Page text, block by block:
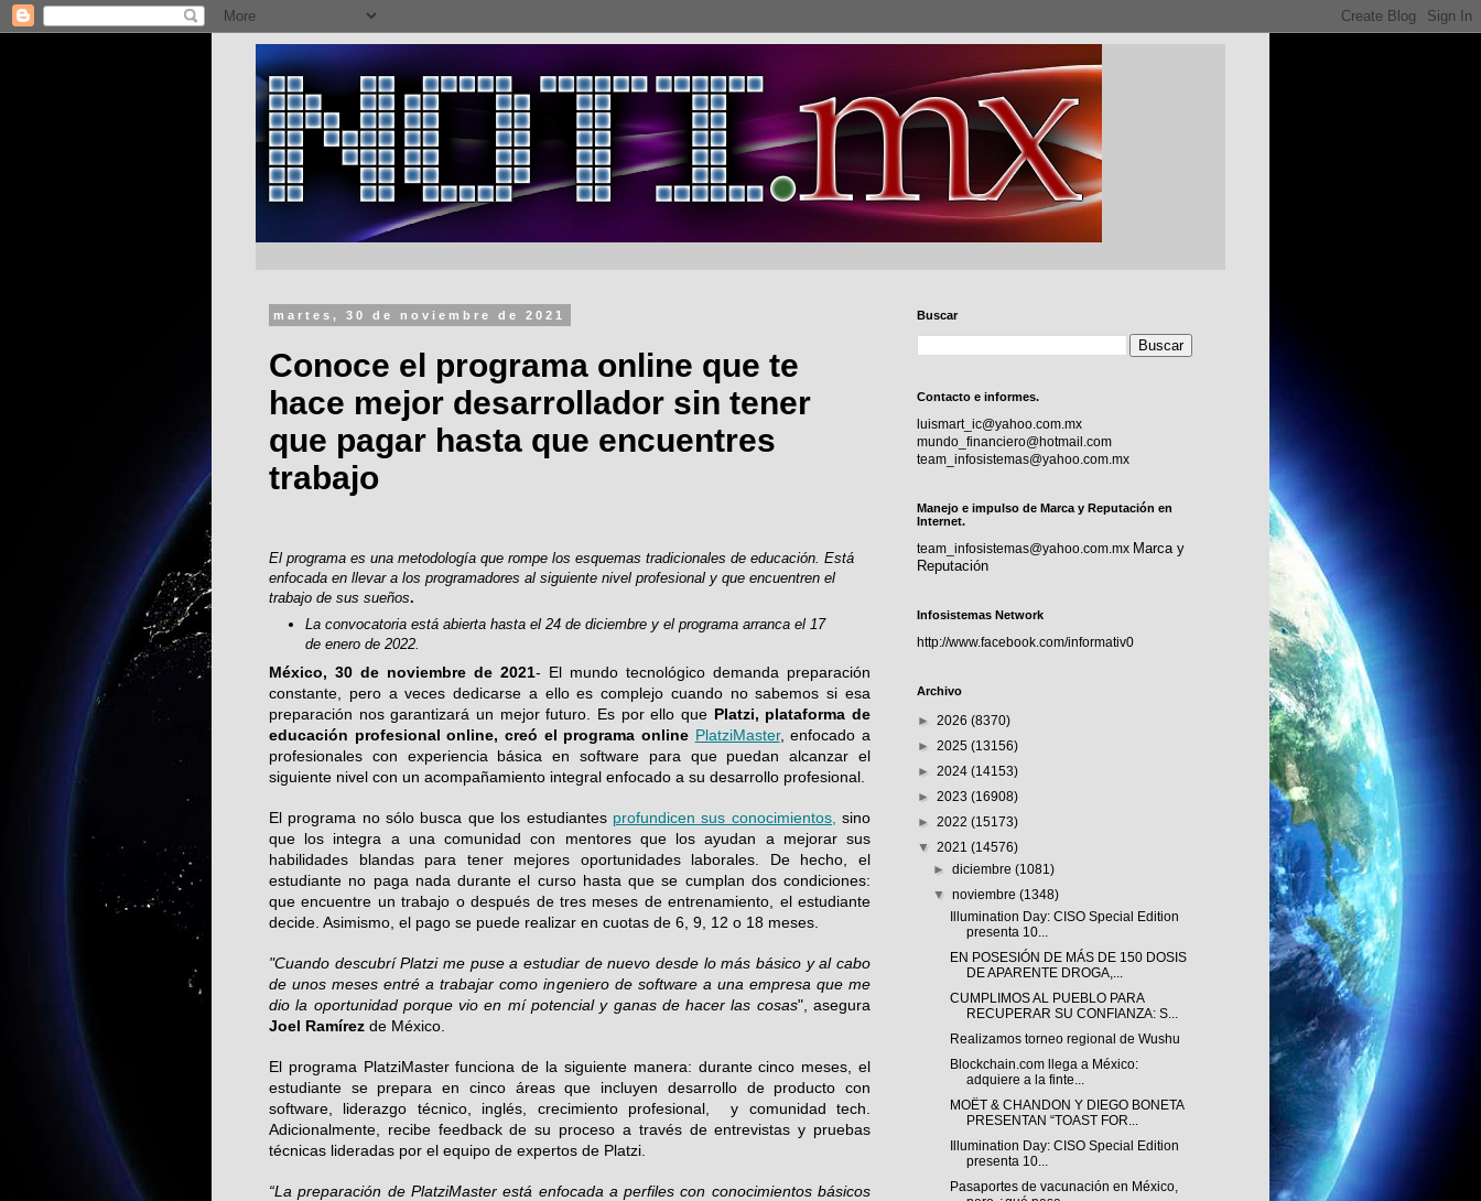
martes, 30 de noviembre de 2021
Conoce el programa online que te
hace mejor desarrollador sin tener
que pagar hasta que encuentres
trabajo
El programa es una metodología que rompe los esquemas tradicionales de educación. Está
enfocada en llevar a los programadores al siguiente nivel profesional y que encuentren el
trabajo de sus sueños.
La convocatoria está abierta hasta el 24 de diciembre y el programa arranca el 17
de enero de 2022.
México, 30 de noviembre de 2021- El mundo tecnológico demanda preparación
constante, pero a veces dedicarse a ello es complejo cuando no sabemos si esa
preparación nos garantizará un mejor futuro. Es por ello que Platzi, plataforma de
educación profesional online, creó el programa online PlatziMaster,enfocado a
profesionales con experiencia básica en software para que puedan alcanzar el
siguiente nivel con un acompañamiento integral enfocado a su desarrollo profesional.
El programa no sólo busca que los estudiantes profundicen sus conocimientos, sino
que los integra a una comunidad con mentores que los ayudan a mejorar sus
habilidades blandas para tener mejores oportunidades laborales. De hecho, el
estudiante no paga nada durante el curso hasta que se cumplan dos condiciones:
que encuentre un trabajo o después de tres meses de entrenamiento, el estudiante
decide. Asimismo, el pago se puede realizar en cuotas de 6, 9, 12 o 18 meses.
"Cuando descubrí Platzi me puse a estudiar de nuevo desde lo más básico y al cabo
de unos meses entré a trabajar como ingeniero de software a una empresa que me
dio la oportunidad porque vio en mí potencial y ganas de hacer las cosas", asegura
Joel Ramírez de México.
El programa PlatziMaster funciona de la siguiente manera: durante cinco meses, el
estudiante se prepara en cinco áreas que incluyen desarrollo de producto con
software, liderazgo técnico, inglés, crecimiento profesional, y comunidad tech.
Adicionalmente, recibe feedback de su proceso a través de entrevistas y pruebas
técnicas lideradas por el equipo de expertos de Platzi.
“La preparación de PlatziMaster está enfocada a perfiles con conocimientos básicos
Buscar
Contacto e informes.
luismart_ic@yahoo.com.mx
mundo_financiero@hotmail.com
team_infosistemas@yahoo.com.mx
Manejo e impulso de Marca y Reputación en
Internet.
team_infosistemas@yahoo.com.mx Marca y
Reputación
Infosistemas Network
http://www.facebook.com/informativ0
Archivo
► 2026 (8370)
► 2025 (13156)
► 2024 (14153)
► 2023 (16908)
► 2022 (15173)
▼ 2021 (14576)
►diciembre(1081)
▼noviembre(1348)
Illumination Day: CISO Special Edition
presenta 10...
EN POSESIÓN DE MÁS DE 150 DOSIS
DE APARENTE DROGA,...
CUMPLIMOS AL PUEBLO PARA
RECUPERAR SU CONFIANZA: S...
Realizamos torneo regional de Wushu
Blockchain.com llega a México:
adquiere a la finte...
MOËT & CHANDON Y DIEGO BONETA
PRESENTAN “TOAST FOR...
Illumination Day: CISO Special Edition
presenta 10...
Pasaportes de vacunación en México,